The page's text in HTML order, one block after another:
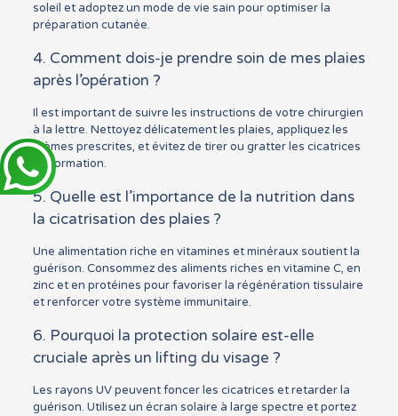
soleil et adoptez un mode de vie sain pour optimiser la
préparation cutanée.
4. Comment dois-je prendre soin de mes plaies
après l’opération ?
Il est important de suivre les instructions de votre chirurgien
à la lettre. Nettoyez délicatement les plaies, appliquez les
crèmes prescrites, et évitez de tirer ou gratter les cicatrices
en formation.
5. Quelle est l’importance de la nutrition dans
la cicatrisation des plaies ?
Une alimentation riche en vitamines et minéraux soutient la
guérison. Consommez des aliments riches en vitamine C, en
zinc et en protéines pour favoriser la régénération tissulaire
et renforcer votre système immunitaire.
6. Pourquoi la protection solaire est-elle
cruciale après un lifting du visage ?
Les rayons UV peuvent foncer les cicatrices et retarder la
guérison. Utilisez un écran solaire à large spectre et portez